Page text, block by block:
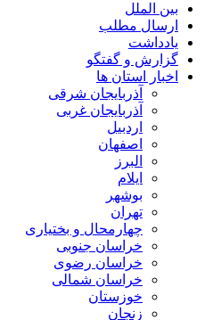
بین الملل
ارسال مطلب
یادداشت
گزارش و گفتگو
اخبار استان ها
آذربایجان شرقی
آذربایجان غربی
اردبیل
اصفهان
البرز
ایلام
بوشهر
تهران
چهارمحال و بختیاری
خراسان جنوبی
خراسان رضوی
خراسان شمالی
خوزستان
زنجان